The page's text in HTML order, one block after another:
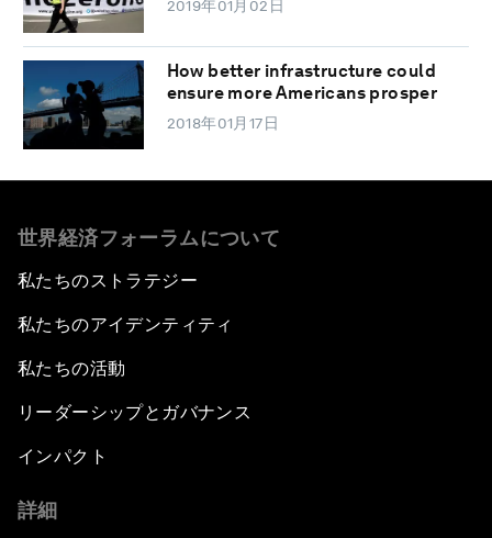
2019年01月02日
How better infrastructure could
ensure more Americans prosper
2018年01月17日
世界経済フォーラムについて
私たちのストラテジー
私たちのアイデンティティ
私たちの活動
リーダーシップとガバナンス
インパクト
詳細